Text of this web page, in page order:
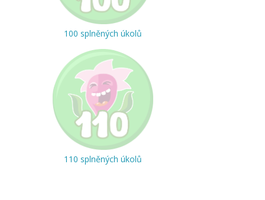
100 splněných úkolů
110 splněných úkolů